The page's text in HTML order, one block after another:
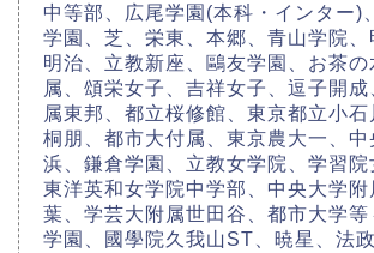
中等部、広尾学園(本科・インター)
学園、芝、栄東、本郷、青山学院、
明治、立教新座、鷗友学園、お茶
属、頌栄女子、吉祥女子、逗子開
属東邦、都立桜修館、東京都立小石
桐朋、都市大付属、東京農大一、
浜、鎌倉学園、立教女学院、学習院
東洋英和女学院中学部、中央大学附
葉、学芸大附属世田谷、都市大学等
学園、國學院久我山ST、暁星、法政